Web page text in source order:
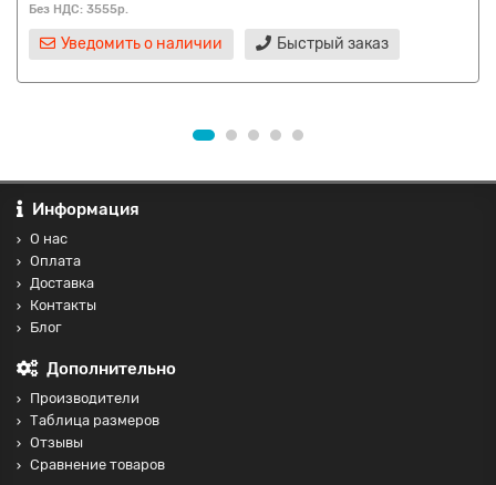
Без НДС: 3555р.
Уведомить о наличии Быстрый заказ
Информация
О нас
Оплата
Доставка
Контакты
Блог
Дополнительно
Производители
Таблица размеров
Отзывы
Сравнение товаров